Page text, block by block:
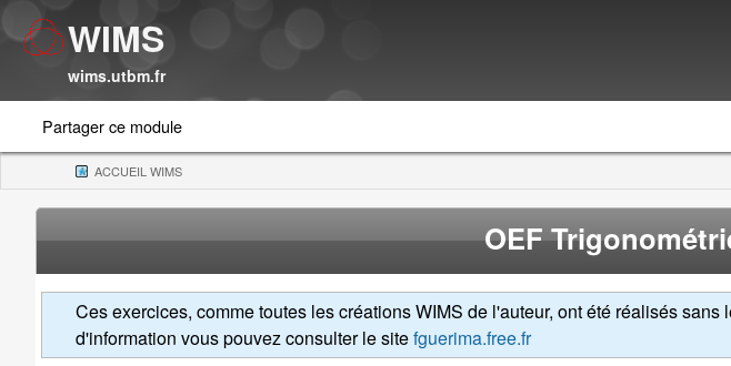
WIMS
wims.utbm.fr
Partager ce module
ACCUEIL WIMS(CURRENT)
OEF
Ces exercices, comme toutes les créations WIMS de l'auteur, ont été réalisés
d'information vous pouvez consulter le sitefguerima.free.fr